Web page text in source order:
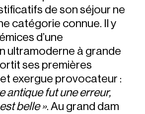
de son séjour ne
catégorie connue. Il y
d’une
ultramoderne à grande
ses premières
exergue provocateur :
antique fut une erreur,
belle ». Au grand dam